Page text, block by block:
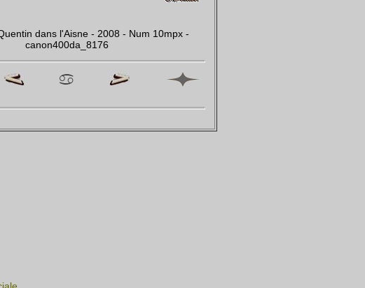
dans l'Aisne - 2008 - Num 10mpx -
canon400da_8176